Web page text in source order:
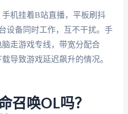
机挂着B站直播，平板刷抖
设备同时工作，互不干扰。手
走游戏专线，带宽分配合
导致游戏延迟飙升的情况。
召唤OL吗？